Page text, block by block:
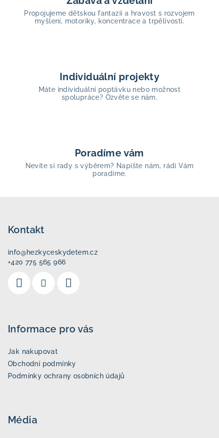
Propojujeme dětskou fantazii a hravost s rozvojem
myšlení, motoriky, koncentrace a trpělivosti.
Individuální projekty
Máte individuální poptávku nebo možnost
spolupráce? Ozvěte se nám.
Poradíme vám
Nevíte si rady s výběrem? Napište nám, rádi Vám
poradíme.
Kontakt
info@hezkyceskydetem.cz
+420 775 565 966
Informace pro vás
Jak nakupovat
Obchodní podmínky
Podmínky ochrany osobních údajů
Média